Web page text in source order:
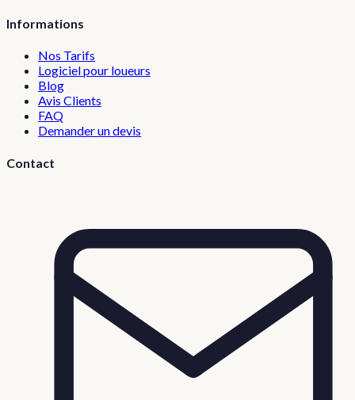
Informations
Nos Tarifs
Logiciel pour loueurs
Blog
Avis Clients
FAQ
Demander un devis
Contact